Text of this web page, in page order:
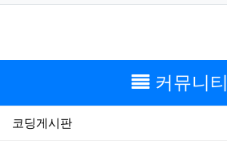
커뮤니티
코딩게시판